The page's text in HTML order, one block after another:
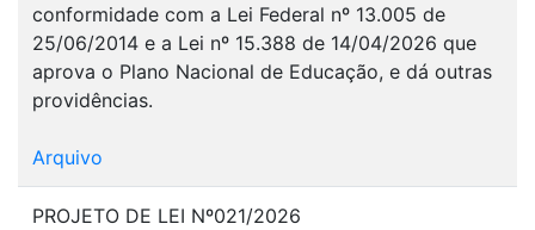
conformidade com a Lei Federal nº 13.005 de
25/06/2014 e a Lei nº 15.388 de 14/04/2026 que
aprova o Plano Nacional de Educação, e dá outras
providências.
Arquivo
PROJETO DE LEI Nº021/2026